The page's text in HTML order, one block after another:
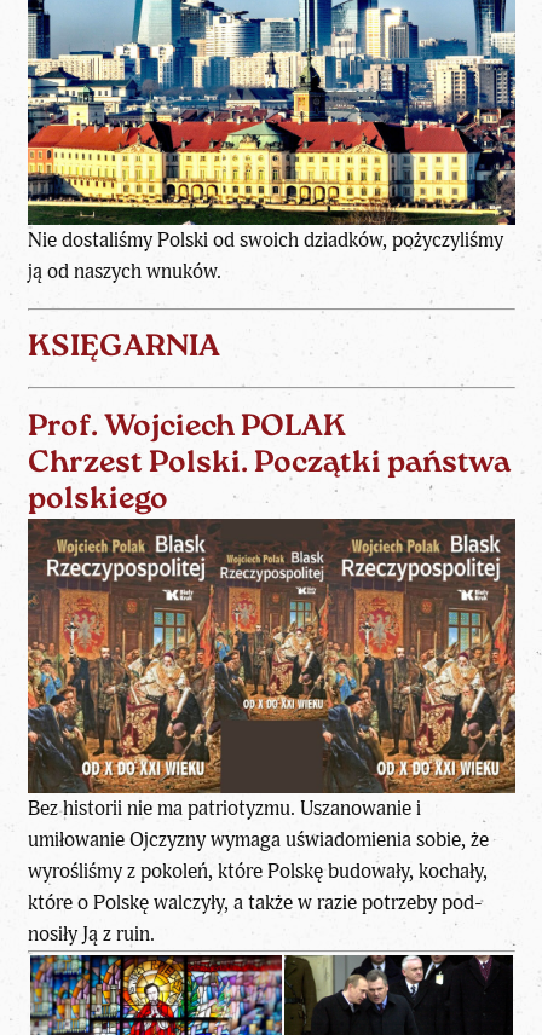
Nie dostaliśmy Polski od swoich dziadków, pożyczyliśmy
ją od naszych wnuków.
KSIĘGARNIA
Prof. Wojciech POLAK
Chrzest Polski. Początki państwa
polskiego
Bez historii nie ma patriotyzmu. Uszanowanie i
umiłowanie Ojczyzny wymaga uświadomienia sobie, że
wyrośliśmy z pokoleń, które Polskę budowały, kochały,
które o Polskę walczyły, a także w razie potrzeby pod-
nosiły Ją z ruin.